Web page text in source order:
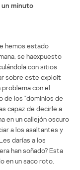
minuto
hemos estado
se haexpuesto
con sitios
sobre este exploit
problema con el
los “dominios de
capaz de decirle a
en un callejón oscuro
a los asaltantes y
darías a los
han soñado? Esta
en un saco roto.